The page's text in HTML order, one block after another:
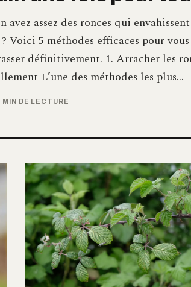
avez assez des ronces qui
Voici 5 méthodes efficaces pour
définitivement. 1. Arracher les
L’une des méthodes les plus…
MIN DE LECTURE